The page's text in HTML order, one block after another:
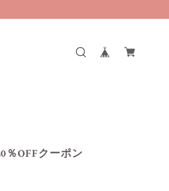
％OFFクーポン